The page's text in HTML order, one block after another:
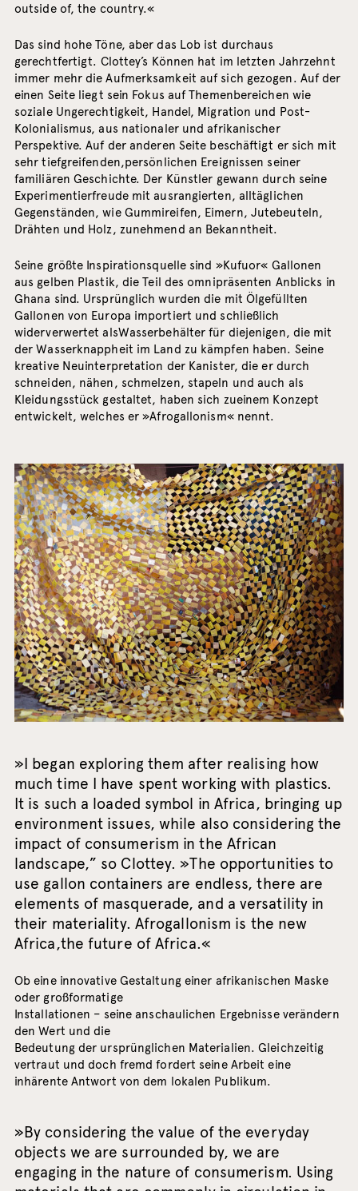
outside of, the country.«
Das sind hohe Töne, aber das Lob ist durchaus
gerechtfertigt. Clottey’s Können hat im letzten Jahrzehnt
immer mehr die Aufmerksamkeit auf sich gezogen. Auf der
einen Seite liegt sein Fokus auf Themenbereichen wie
soziale Ungerechtigkeit, Handel, Migration und Post-
Kolonialismus, aus nationaler und afrikanischer
Perspektive. Auf der anderen Seite beschäftigt er sich mit
sehr tiefgreifenden,persönlichen Ereignissen seiner
familiären Geschichte. Der Künstler gewann durch seine
Experimentierfreude mit ausrangierten, alltäglichen
Gegenständen, wie Gummireifen, Eimern, Jutebeuteln,
Drähten und Holz, zunehmend an Bekanntheit.
Seine größte Inspirationsquelle sind »Kufuor« Gallonen
aus gelben Plastik, die Teil des omnipräsenten Anblicks in
Ghana sind. Ursprünglich wurden die mit Ölgefüllten
Gallonen von Europa importiert und schließlich
widerverwertet alsWasserbehälter für diejenigen, die mit
der Wasserknappheit im Land zu kämpfen haben. Seine
kreative Neuinterpretation der Kanister, die er durch
schneiden, nähen, schmelzen, stapeln und auch als
Kleidungsstück gestaltet, haben sich zueinem Konzept
entwickelt, welches er »Afrogallonism« nennt.
»I began exploring them after realising how
much time I have spent working with plastics.
It is such a loaded symbol in Africa, bringing up
environment issues, while also considering the
impact of consumerism in the African
landscape,” so Clottey. »The opportunities to
use gallon containers are endless, there are
elements of masquerade, and a versatility in
their materiality. Afrogallonism is the new
Africa,the future of Africa.«
Ob eine innovative Gestaltung einer afrikanischen Maske
oder großformatige
Installationen – seine anschaulichen Ergebnisse verändern
den Wert und die
Bedeutung der ursprünglichen Materialien. Gleichzeitig
vertraut und doch fremd fordert seine Arbeit eine
inhärente Antwort von dem lokalen Publikum.
»By considering the value of the everyday
objects we are surrounded by, we are
engaging in the nature of consumerism. Using